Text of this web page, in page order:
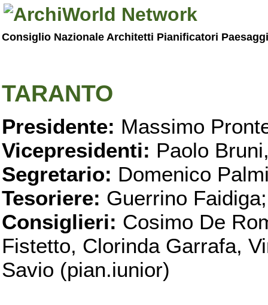
Consiglio Nazionale Architetti Pianificatori
TARANTO
Presidente: Massimo
Vicepresidenti: Paolo
Segretario: Domenico
Tesoriere: Guerrino Faidiga;
Consiglieri: Cosimo De
Fistetto, Clorinda Garrafa,
Savio (pian.iunior)